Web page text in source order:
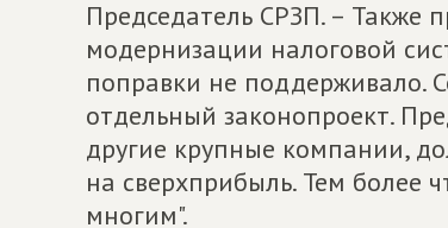
Председатель СРЗП. – Также
модернизации налоговой
поправки не поддерживало.
отдельный законопроект.
другие крупные компании,
на сверхприбыль. Тем более
многим".